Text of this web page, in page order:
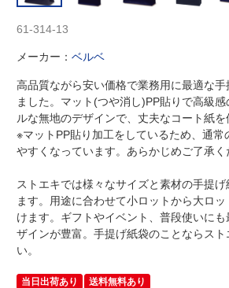
61-314-13
メーカー：ベルベ
高品質ながら安い価格で業務用に最適な
ました。マット(つや消し)PP貼りで高級
ルな無地のデザインで、丈夫なコート紙を
※マットPP貼り加工をしているため、通常
やすくなっています。あらかじめご了承く
ストエキでは様々なサイズと素材の手提
ます。用途に合わせて小ロットから大ロ
けます。ギフトやイベント、普段使いに
ザインが豊富。手提げ紙袋のことならスト
い。
当日出荷あり 送料無料あり